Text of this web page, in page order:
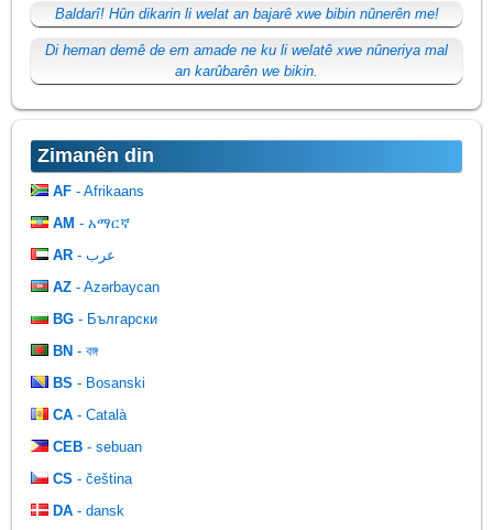
Baldarî! Hûn dikarin li welat an bajarê xwe bibin nûnerên me!
Di heman demê de em amade ne ku li welatê xwe nûneriya mal
an karûbarên we bikin.
Zimanên din
AF - Afrikaans
AM - አማርኛ
AR
- عرب
AZ - Azərbaycan
BG - Български
BN - বঙ্গ
BS - Bosanski
CA - Català
CEB - sebuan
CS - čeština
DA - dansk